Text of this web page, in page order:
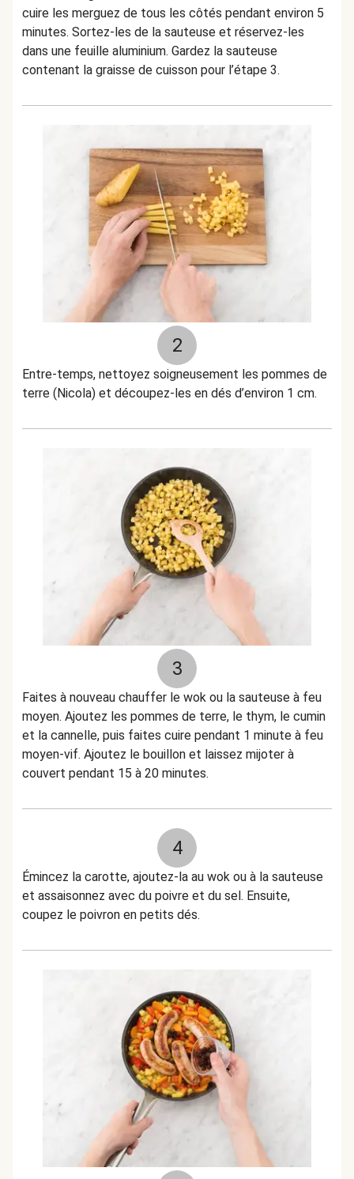
cuire les merguez de tous les côtés pendant environ 5
minutes. Sortez-les de la sauteuse et réservez-les
dans une feuille aluminium. Gardez la sauteuse
contenant la graisse de cuisson pour l’étape 3.
2
Entre-temps, nettoyez soigneusement les pommes de
terre (Nicola) et découpez-les en dés d’environ 1 cm.
3
Faites à nouveau chauffer le wok ou la sauteuse à feu
moyen. Ajoutez les pommes de terre, le thym, le cumin
et la cannelle, puis faites cuire pendant 1 minute à feu
moyen-vif. Ajoutez le bouillon et laissez mijoter à
couvert pendant 15 à 20 minutes.
4
Émincez la carotte, ajoutez-la au wok ou à la sauteuse
et assaisonnez avec du poivre et du sel. Ensuite,
coupez le poivron en petits dés.